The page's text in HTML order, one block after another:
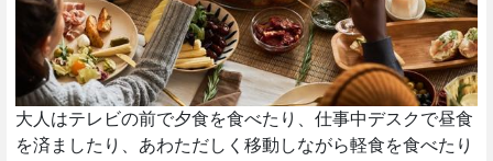
大人はテレビの前で夕食を食べたり、仕事中デスクで昼食
を済ましたり、あわただしく移動しながら軽食を食べたり